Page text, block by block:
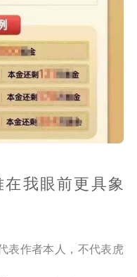
我眼前更具象
表作者本人，不代表虎